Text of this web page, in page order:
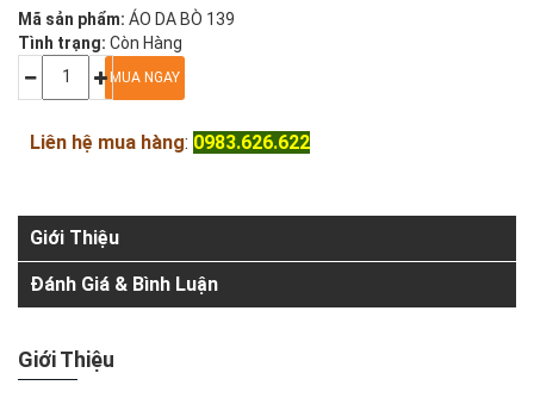
Mã sản phẩm: ÁO DA BÒ 139
Tình trạng: Còn Hàng
Liên hệ mua hàng: 0983.626.622
Giới Thiệu
Đánh Giá & Bình Luận
Giới Thiệu